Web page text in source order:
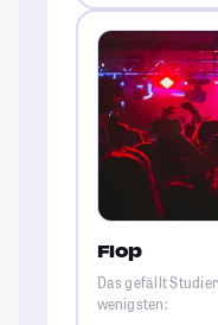
Flop
Das gefällt
wenigsten: